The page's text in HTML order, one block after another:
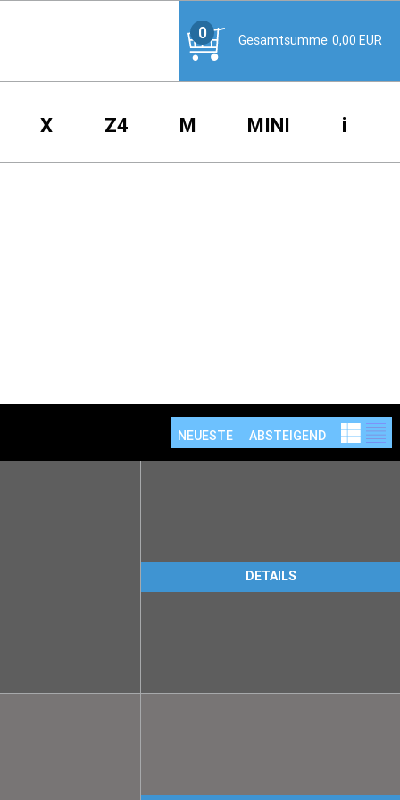
0 Gesamtsumme 0,00 EUR
X Z4 M MINI i
NEUESTE ABSTEIGEND
DETAILS